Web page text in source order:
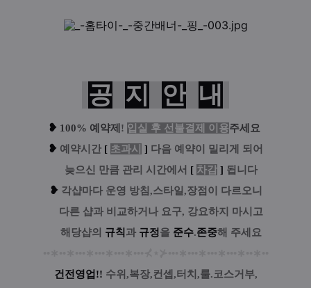
공 지 안 내
❥ 100% 예약제 ! 입실 후 선불결제 이용주세요
❥ 예 약시간 [ 초과시 ] 다음 예약이 밀리게 되어
늦으신 만큼 관리 시간에서 [ 차감 ] 됩니다
❥ 각샵마다 운영 방침,스타일,장점이 다르오니
다른 샵과 비교하거나 요구, 강요하지 마시고
해당샵의 규칙 과 규정을 준수.존중해 주세요
건전영업!! 수위,복장,컨셉,터치,룰.코스거부,